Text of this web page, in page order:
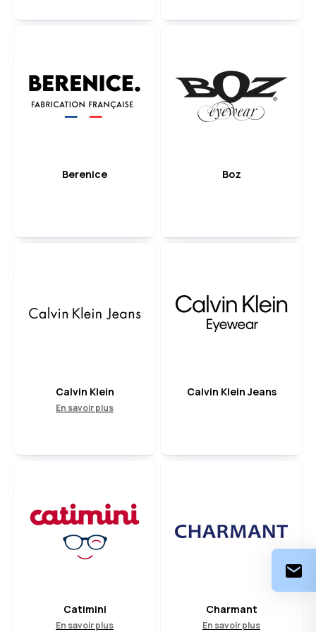
Berenice Boz
Calvin Klein
En savoir plus
Calvin Klein Jeans
Catimini
En savoir plus
Charmant
En savoir plus